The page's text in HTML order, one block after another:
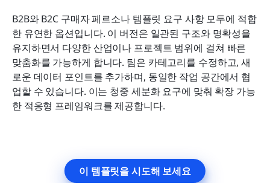
B2B와 B2C 구매자 페르소나 템플릿 요구 사항 모두에 적합
한 유연한 옵션입니다. 이 버전은 일관된 구조와 명확성을
유지하면서 다양한 산업이나 프로젝트 범위에 걸쳐 빠른
맞춤화를 가능하게 합니다. 팀은 카테고리를 수정하고, 새
로운 데이터 포인트를 추가하며, 동일한 작업 공간에서 협
업할 수 있습니다. 이는 청중 세분화 요구에 맞춰 확장 가능
한 적응형 프레임워크를 제공합니다.
이 템플릿을 시도해 보세요